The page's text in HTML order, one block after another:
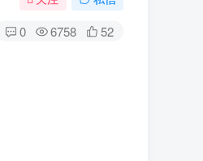
0 6758 52